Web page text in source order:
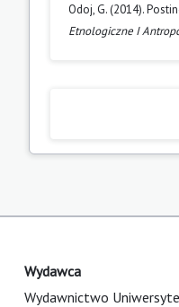
Odoj, G. (2014).
Etnologiczne I
Wydawca
Wydawnictwo